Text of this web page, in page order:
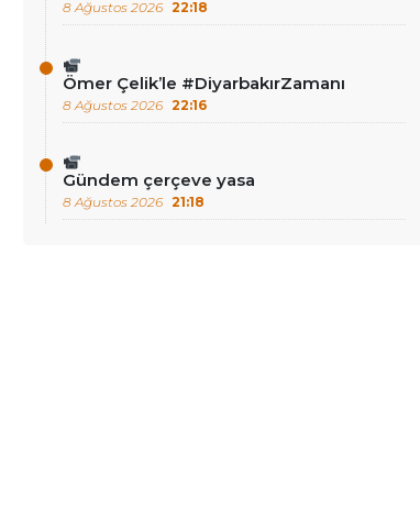
8 Ağustos 2026 22:18
Ömer Çelik’le #DiyarbakırZamanı
8 Ağustos 2026 22:16
Gündem çerçeve yasa
8 Ağustos 2026 21:18